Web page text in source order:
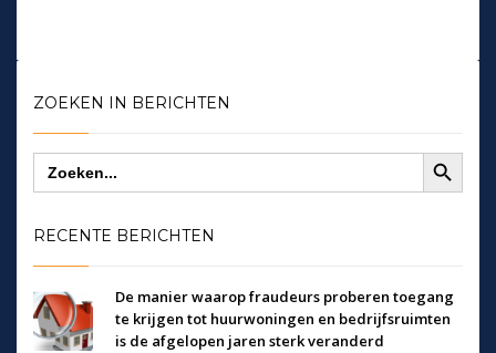
ZOEKEN IN BERICHTEN
Zoek
naar:
Zoekknop
RECENTE BERICHTEN
De manier waarop fraudeurs proberen toegang
te krijgen tot huurwoningen en bedrijfsruimten
is de afgelopen jaren sterk veranderd